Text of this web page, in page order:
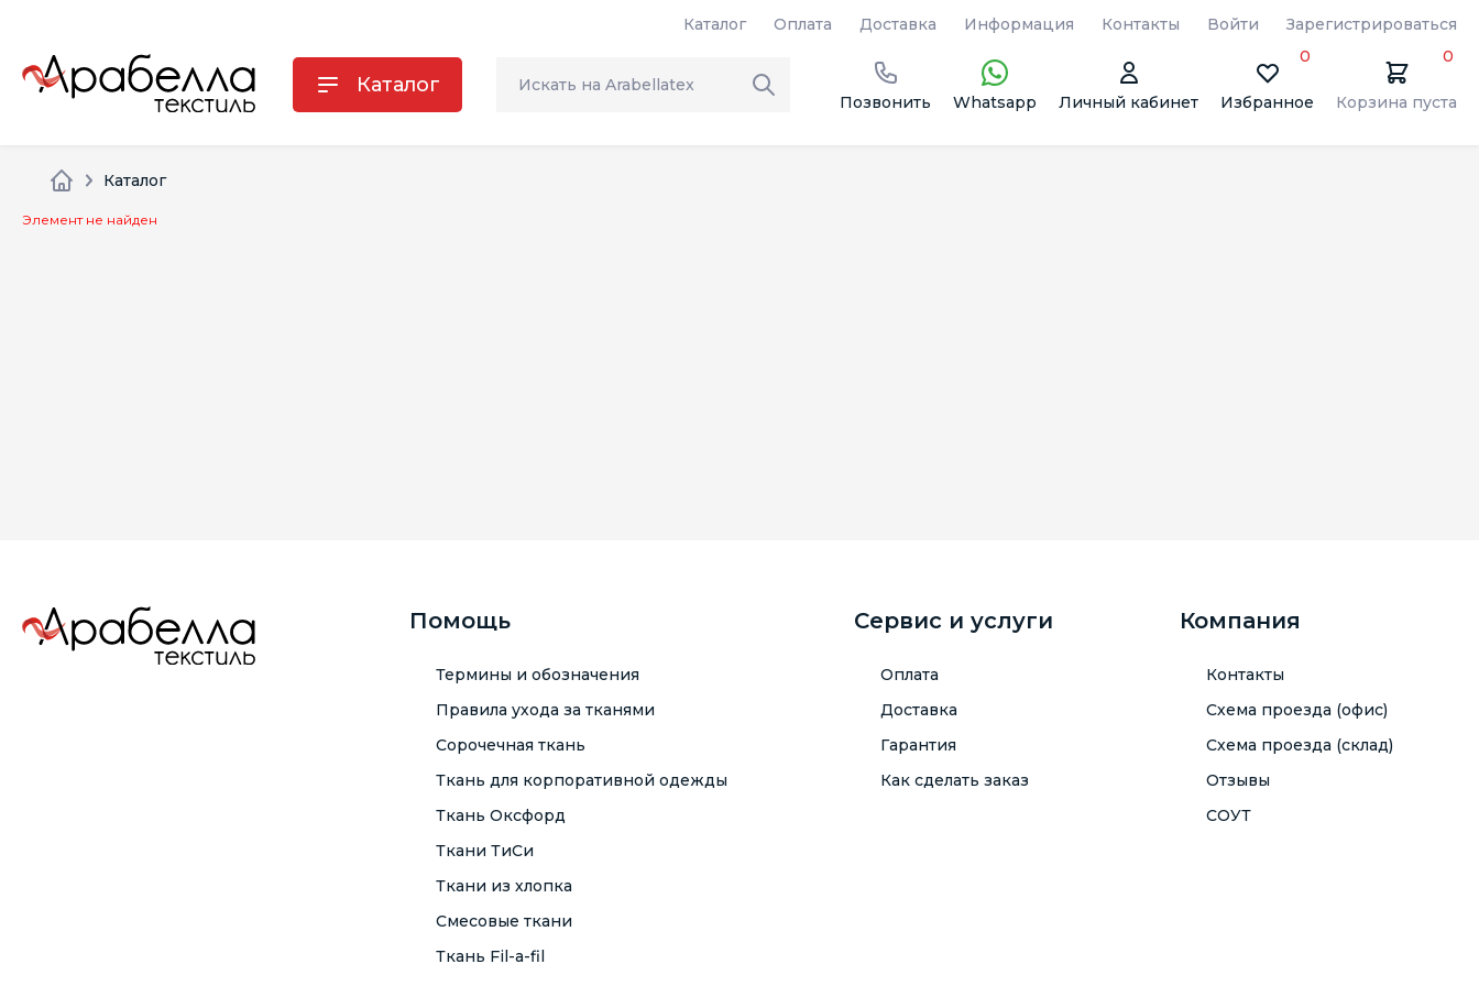
Каталог Оплата Доставка Информация Контакты Войти Зарегистрироваться
Каталог
Позвонить Whatsapp Личный кабинет Избранное
0
Корзина пуста
0
Каталог
Элемент не найден
Помощь
Термины и обозначения
Правила ухода за тканями
Сорочечная ткань
Ткань для корпоративной одежды
Ткань Оксфорд
Ткани ТиСи
Ткани из хлопка
Смесовые ткани
Ткань Fil-a-fil
Сервис и услуги
Оплата
Доставка
Гарантия
Как сделать заказ
Компания
Контакты
Схема проезда (офис)
Схема проезда (склад)
Отзывы
СОУТ